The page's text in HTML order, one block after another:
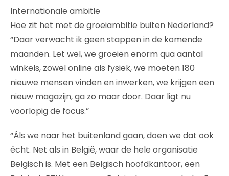
Internationale ambitie
Hoe zit het met de groeiambitie buiten Nederland?
“Daar verwacht ik geen stappen in de komende
maanden. Let wel, we groeien enorm qua aantal
winkels, zowel online als fysiek, we moeten 180
nieuwe mensen vinden en inwerken, we krijgen een
nieuw magazijn, ga zo maar door. Daar ligt nu
voorlopig de focus.”
“Áls we naar het buitenland gaan, doen we dat ook
écht. Net als in België, waar de hele organisatie
Belgisch is. Met een Belgisch hoofdkantoor, een